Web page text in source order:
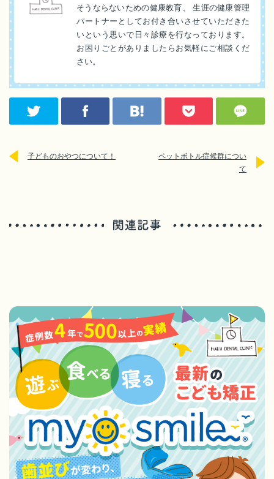
そうならないための健康教育、 生涯の健康管理
パートナーとしてお付き合いさせていただきた
いという思いで日々診療を行なっております。
お困りごとがありましたらお気軽にご相談くだ
さい。
子どものおやつについて！
ペットボトル症候群につい
て